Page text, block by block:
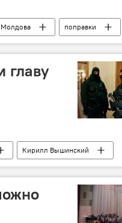
Молдова
поправки
главу
Кирилл Вышинский